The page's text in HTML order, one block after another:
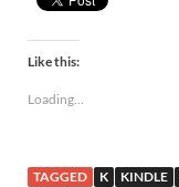
Like this:
Loading...
TAGGED K KINDLE